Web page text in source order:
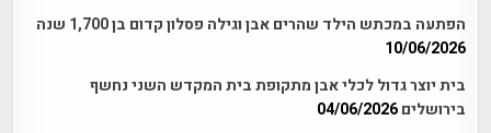
הפתעה במכתש הילד שהרים אבן וגילה פסלון קדום בן 1,700 שנה
10/06/2026
בית יוצר גדול לכלי אבן מתקופת בית המקדש השני נחשף
בירושלים 04/06/2026